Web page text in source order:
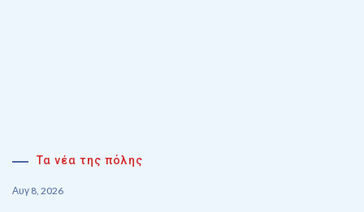
Τα νέα της πόλης
Αυγ 8, 2026